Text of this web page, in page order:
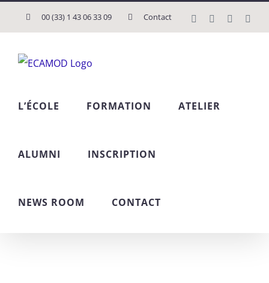
00 (33) 1 43 06 33 09 Contact Instagram
Tiktok Facebook
L’ÉCOLE FORMATION ATELIER
ALUMNI INSCRIPTION
NEWS ROOM CONTACT